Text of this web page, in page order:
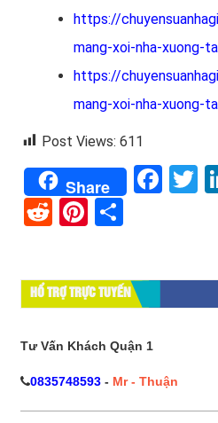
https://
mang-xoi-nha-xuong-
https://
mang-xoi-nha-xuong-
Post Views: 611
Share
RedditPinterest
HỔ TRỢ TRỰC TUYẾN
Tư Vấn Khách Quận 1
0835748593 - Mr - Thuận